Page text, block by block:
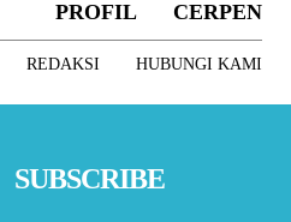
PROFIL
CERPEN
REDAKSI HUBUNGI KAMI
SUBSCRIBE